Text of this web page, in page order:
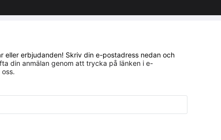
eller erbjudanden! Skriv din e-postadress nedan och
din anmälan genom att trycka på länken i e-